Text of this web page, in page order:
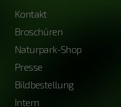
Kontakt
Broschüren
Naturpark-Shop
Presse
Bildbestellung
Intern